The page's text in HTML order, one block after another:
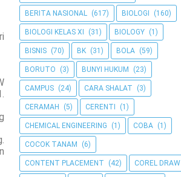
BERITA NASIONAL (617) BIOLOGI (160)
BIOLOGI KELAS XI (31) BIOLOGY (1)
BISNIS (70) BK (31) BOLA (59)
BORUTO (3) BUNYI HUKUM (23)
CAMPUS (24) CARA SHALAT (3)
CERAMAH (5) CERENTI (1)
CHEMICAL ENGINEERING (1) COBA (1)
COCOK TANAM (6)
CONTENT PLACEMENT (42) COREL DRAW